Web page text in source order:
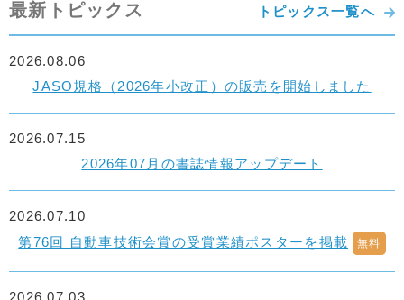
最新トピックス トピックス一覧へ
JASO規格（2026年小改正）の販売を開始しました
2026.08.06
2026年07月の書誌情報アップデート
2026.07.15
第76回 自動車技術会賞の受賞業績ポスターを掲載 無料
2026.07.10
2026.07.03